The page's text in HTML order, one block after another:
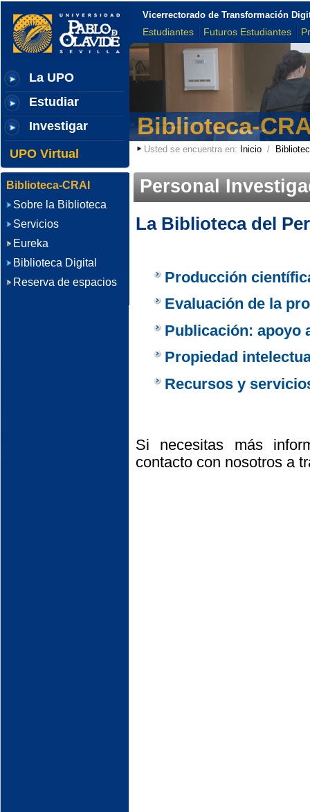
La UPO
Estudiar
Investigar
UPO Virtual
Vicerrectorado de Transformación
Estudiantes Futuros Estudiantes
Biblioteca-
Usted se encuentra en: Inicio/
Personal
La Biblioteca del
Producción
Evaluación de la
Publicación: apoyo
Propiedad
Recursos y
Si necesitas más
contacto con nosotros a
Biblioteca-CRAI
Sobre la Biblioteca
Servicios
Eureka
Biblioteca Digital
Reserva de espacios